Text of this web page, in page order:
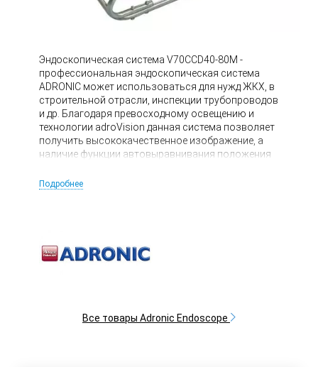
Эндоскопическая система V70CCD40-80M -
профессиональная эндоскопическая система
ADRONIC может использоваться для нужд ЖКХ, в
строительной отрасли, инспекции трубопроводов
и др. Благодаря превосходному освещению и
технологии adroVision данная система позволяет
получить высококачественное изображение, а
наличие функции автовыравнивания положения
возможности поворота монитора V70 на 360°
Подробнее
Все товары Adronic Endoscope